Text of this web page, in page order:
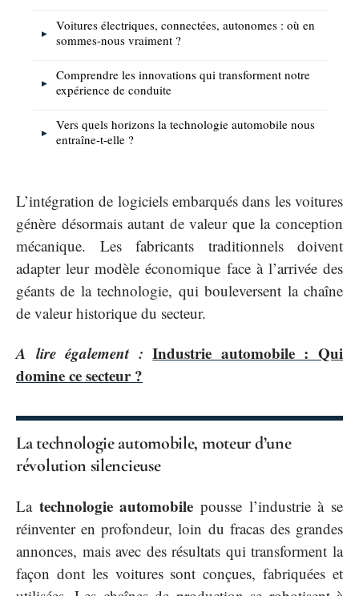
Voitures électriques, connectées, autonomes : où en
sommes-nous vraiment ?
Comprendre les innovations qui transforment notre
expérience de conduite
Vers quels horizons la technologie automobile nous
entraîne-t-elle ?
L’intégration de logiciels embarqués dans les voitures
génère désormais autant de valeur que la conception
mécanique. Les fabricants traditionnels doivent
adapter leur modèle économique face à l’arrivée des
géants de la technologie, qui bouleversent la chaîne
de valeur historique du secteur.
A lire également : Industrie automobile : Qui
domine ce secteur ?
La technologie automobile, moteur d’une
révolution silencieuse
La technologie automobile pousse l’industrie à se
réinventer en profondeur, loin du fracas des grandes
annonces, mais avec des résultats qui transforment la
façon dont les voitures sont conçues, fabriquées et